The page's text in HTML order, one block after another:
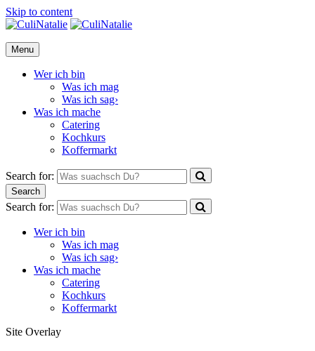
Skip to content
CuliNatalie
Menu
Wer ich bin
Was ich mag
Was ich sag›
Was ich mache
Catering
Kochkurs
Koffermarkt
Search for:
Search
Search for:
Wer ich bin
Was ich mag
Was ich sag›
Was ich mache
Catering
Kochkurs
Koffermarkt
Site Overlay